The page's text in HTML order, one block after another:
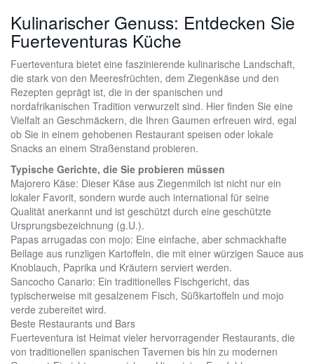
Kulinarischer Genuss: Entdecken Sie
Fuerteventuras Küche
Fuerteventura bietet eine faszinierende kulinarische Landschaft,
die stark von den Meeresfrüchten, dem Ziegenkäse und den
Rezepten geprägt ist, die in der spanischen und
nordafrikanischen Tradition verwurzelt sind. Hier finden Sie eine
Vielfalt an Geschmäckern, die Ihren Gaumen erfreuen wird, egal
ob Sie in einem gehobenen Restaurant speisen oder lokale
Snacks an einem Straßenstand probieren.
Typische Gerichte, die Sie probieren müssen
Majorero Käse: Dieser Käse aus Ziegenmilch ist nicht nur ein
lokaler Favorit, sondern wurde auch international für seine
Qualität anerkannt und ist geschützt durch eine geschützte
Ursprungsbezeichnung (g.U.).
Papas arrugadas con mojo: Eine einfache, aber schmackhafte
Beilage aus runzligen Kartoffeln, die mit einer würzigen Sauce aus
Knoblauch, Paprika und Kräutern serviert werden.
Sancocho Canario: Ein traditionelles Fischgericht, das
typischerweise mit gesalzenem Fisch, Süßkartoffeln und mojo
verde zubereitet wird.
Beste Restaurants und Bars
Fuerteventura ist Heimat vieler hervorragender Restaurants, die
von traditionellen spanischen Tavernen bis hin zu modernen